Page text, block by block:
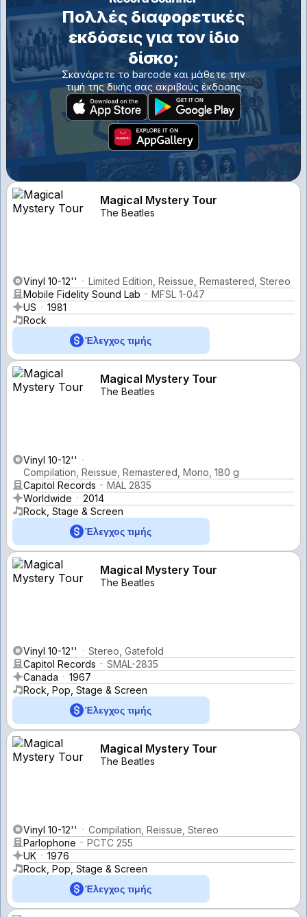
Πολλές διαφορετικές
εκδόσεις για τον ίδιο
δίσκο;
Σκανάρετε το barcode και μάθετε την
τιμή της δικής σας ακριβούς έκδοσης
Magical Mystery Tour
The Beatles
Vinyl 10-12''
Limited Edition, Reissue, Remastered, Stereo
Mobile Fidelity Sound Lab
MFSL 1-047
US
1981
Rock
Έλεγχος τιμής
Magical Mystery Tour
The Beatles
Vinyl 10-12''
Compilation, Reissue, Remastered, Mono, 180 g
Capitol Records
MAL 2835
Worldwide
2014
Rock, Stage & Screen
Έλεγχος τιμής
Magical Mystery Tour
The Beatles
Vinyl 10-12''
Stereo, Gatefold
Capitol Records
SMAL-2835
Canada
1967
Rock, Pop, Stage & Screen
Έλεγχος τιμής
Magical Mystery Tour
The Beatles
Vinyl 10-12''
Compilation, Reissue, Stereo
Parlophone
PCTC 255
UK
1976
Rock, Pop, Stage & Screen
Έλεγχος τιμής